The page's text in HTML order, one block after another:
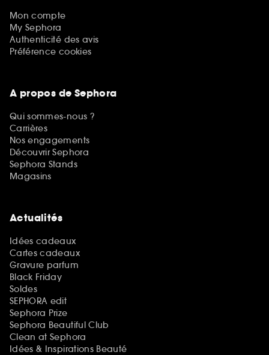
Mon compte
My Sephora
Authenticité des avis
Préférence cookies
A propos de Sephora
Qui sommes-nous ?
Carrières
Nos engagements
Découvrir Sephora
Sephora Stands
Magasins
Actualités
Idées cadeaux
Cartes cadeaux
Gravure parfum
Black Friday
Soldes
SEPHORA edit
Sephora Prize
Sephora Beautiful Club
Clean at Sephora
Idées & Inspirations Beauté